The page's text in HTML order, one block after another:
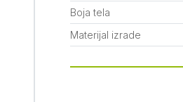
Boja tela
Materijal izrade